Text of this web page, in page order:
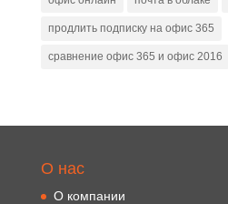
продлить подписку на офис 365
сравнение офис 365 и офис 2016
О нас
О компании